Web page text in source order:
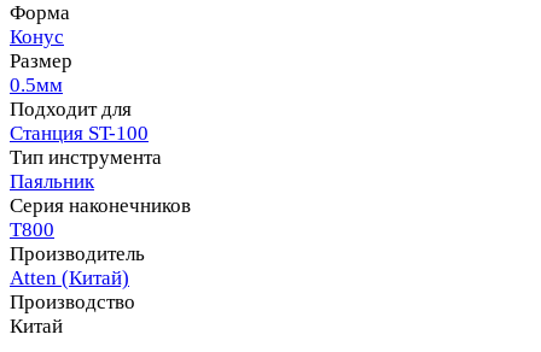
Форма
Конус
Размер
0.5мм
Подходит для
Станция ST-100
Тип инструмента
Паяльник
Серия наконечников
T800
Производитель
Atten (Китай)
Производство
Китай